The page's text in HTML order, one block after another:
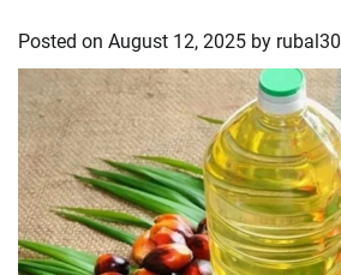
Posted on August 12, 2025 by rubal30